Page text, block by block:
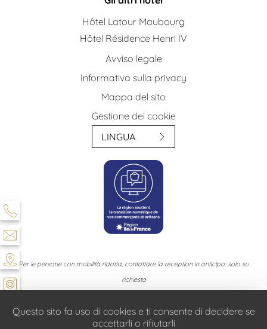
Hôtel Latour Maubourg
Hôtel Résidence Henri IV
Avviso legale
Informativa sulla privacy
Mappa del sito
Gestione dei cookie
LINGUA
Per le persone con mobilità ridotta, contattare la reception in anticipo: solo su
richiesta
Questo sito fa uso di cookies e ti consente di decidere se
accettarli o rifiutarli